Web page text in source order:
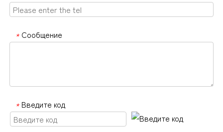
* Сообщение
* Введите код